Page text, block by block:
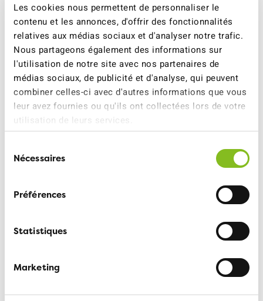
Les cookies nous permettent de personnaliser le
contenu et les annonces, d'offrir des fonctionnalités
relatives aux médias sociaux et d'analyser notre trafic.
Nous partageons également des informations sur
l'utilisation de notre site avec nos partenaires de
médias sociaux, de publicité et d'analyse, qui peuvent
combiner celles-ci avec d'autres informations que vous
leur avez fournies ou qu'ils ont collectées lors de votre
utilisation de leurs services.
Nécessaires
Préférences
Statistiques
Marketing
permettent d’utiliser l’espace routier de manière plus
variée, ce qui influence positivement la qualité de vie.
«Par ailleurs, les réductions de vitesse améliorent la
sécurité routière. Il est prouvé qu’une vitesse diminuée
fait baisser le nombre d’accidents graves de plus de
30%.»
d’informations:
Stéphanie Penher, Directrice ATE, 079 711 19 15
medias@ate.ch
ANDREAS KÄSERMANN 22 MARS 2024